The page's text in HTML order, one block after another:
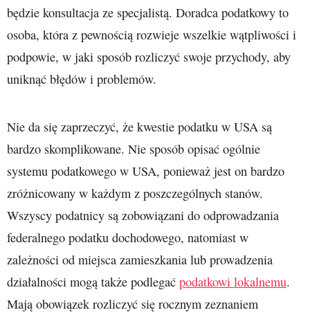
będzie konsultacja ze specjalistą. Doradca podatkowy to
osoba, która z pewnością rozwieje wszelkie wątpliwości i
podpowie, w jaki sposób rozliczyć swoje przychody, aby
uniknąć błędów i problemów.
Nie da się zaprzeczyć, że kwestie podatku w USA są
bardzo skomplikowane. Nie sposób opisać ogólnie
systemu podatkowego w USA, ponieważ jest on bardzo
zróżnicowany w każdym z poszczególnych stanów.
Wszyscy podatnicy są zobowiązani do odprowadzania
federalnego podatku dochodowego, natomiast w
zależności od miejsca zamieszkania lub prowadzenia
działalności mogą także podlegać podatkowi lokalnemu.
Mają obowiązek rozliczyć się rocznym zeznaniem